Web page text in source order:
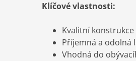
Klíčové vlastnosti:
Kvalitní
Příjemná a odolná
Vhodná do